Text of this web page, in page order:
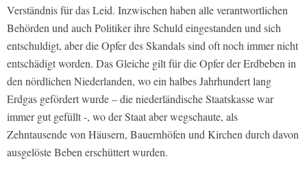
Verständnis für das Leid. Inzwischen haben alle verantwortlichen
Behörden und auch Politiker ihre Schuld eingestanden und sich
entschuldigt, aber die Opfer des Skandals sind oft noch immer nicht
entschädigt worden. Das Gleiche gilt für die Opfer der Erdbeben in
den nördlichen Niederlanden, wo ein halbes Jahrhundert lang
Erdgas gefördert wurde – die niederländische Staatskasse war
immer gut gefüllt -, wo der Staat aber wegschaute, als
Zehntausende von Häusern, Bauernhöfen und Kirchen durch davon
ausgelöste Beben erschüttert wurden.